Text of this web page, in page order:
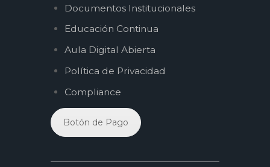
Documentos Institucionales
Educación Continua
Aula Digital Abierta
Política de Privacidad
Compliance
Botón de Pago